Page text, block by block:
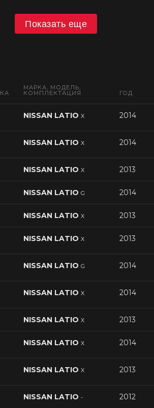
Показать еще
МАРКА, МОДЕЛЬ,
КОМПЛЕКТАЦИЯ ГОД
NISSAN LATIOX 2014
NISSAN LATIOX 2014
NISSAN LATIOX 2013
NISSAN LATIOG 2014
NISSAN LATIOX 2013
NISSAN LATIOX 2013
NISSAN LATIOG 2014
NISSAN LATIOX 2014
NISSAN LATIOX 2013
NISSAN LATIOX 2014
NISSAN LATIOX 2013
NISSAN LATIO- 2012